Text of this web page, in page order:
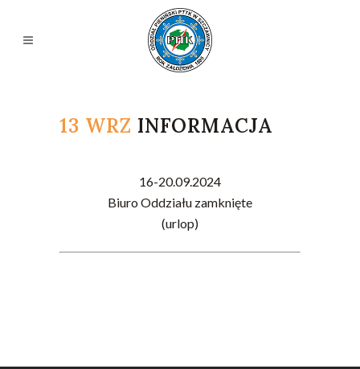
13 WRZ INFORMACJA
16-20.09.2024
Biuro Oddziału zamknięte
(urlop)